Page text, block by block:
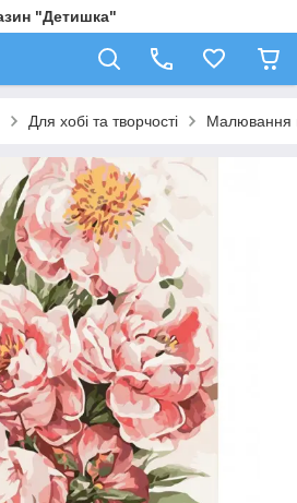
"Детишка"
Для хобі та творчості Малювання